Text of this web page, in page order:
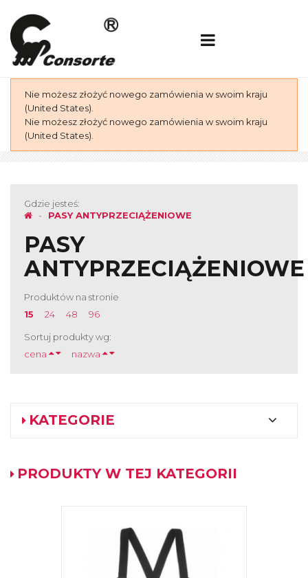
Nie możesz złożyć nowego zamówienia w swoim kraju
(United States).
Nie możesz złożyć nowego zamówienia w swoim kraju
(United States).
Gdzie jesteś:
PASY ANTYPRZECIĄŻENIOWE
PASY
ANTYPRZECIĄŻENIOWE
Produktów na stronie
15
24 48 96
Sortuj produkty wg:
cena
nazwa
KATEGORIE
PRODUKTY W TEJ KATEGORII